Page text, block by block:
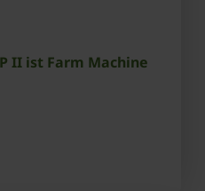
II ist Farm Machine